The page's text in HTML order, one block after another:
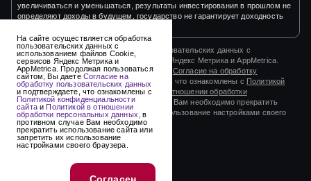
увеличиваться и уменьшаться, результаты инвестирования в прошлом не
определяют доходы в будущем, государство не гарантирует доходность
На сайте осуществляется обработка пользовательских данных с
использованием файлов Cookie, сервисов Яндекс Метрика и AppMetrica.
Продолжая пользоваться сайтом, Вы даете Согласие на обработку
пользовательских данныхи подтверждаете, что ознакомлены с Политикой
конфиденциальности сайтаиПолитикой в отношении обработки
персональных данных,в противном случае Вам необходимо прекратить
использование сайта или запретить их использование настройками своего
браузера.
its.agency
На сайте осуществляется обработка
пользовательских данных с
использованием файлов Cookie,
сервисов Яндекс Метрика и
AppMetrica. Продолжая пользоваться
сайтом, Вы даете Согласие на
обработку пользовательских данных
и подтверждаете, что ознакомлены с
Политикой конфиденциальности
сайтаиПолитикой в отношении
обработки персональных данных, в
противном случае Вам необходимо
прекратить использование сайта или
запретить их использование
настройками своего браузера.